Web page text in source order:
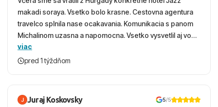
makadi soraya. Vsetko bolo krasne. Cestovna agentura
travelco splnila nase ocakavania. Komunikacia s panom
Michalinom uzasna a napomocna. Vsetko vysvetlil aj vo
vecernych hodinach zaco sa ospravedlnujem. Hotel
krasny, cisty. Sluzby top. Strava, prostredie, more,
viac
pred 1 týždňom
Juraj Koskovsky 5/5